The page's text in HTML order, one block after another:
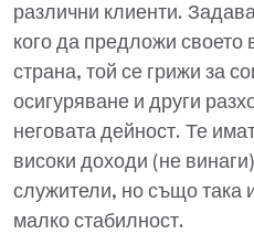
различни клиенти.
кого да предложи своето
страна, той се грижи за
осигуряване и други
неговата дейност. Те
високи доходи (не
служители, но също така
малко стабилност.